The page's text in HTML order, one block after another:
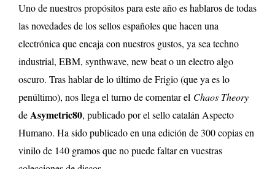
Uno de nuestros propósitos para este año es hablaros de todas
las novedades de los sellos españoles que hacen una
electrónica que encaja con nuestros gustos, ya sea techno
industrial, EBM, synthwave, new beat o un electro algo
oscuro. Tras hablar de lo último de Frigio (que ya es lo
penúltimo), nos llega el turno de comentar el Chaos Theory
deAsymetric80, publicado por el sello catalán Aspecto
Humano. Ha sido publicado en una edición de 300 copias en
vinilo de 140 gramos que no puede faltar en vuestras